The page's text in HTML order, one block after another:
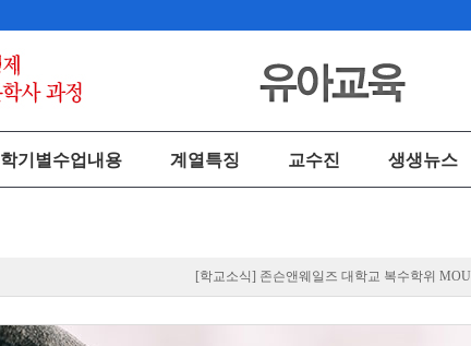
학기별수업내용 계열특징 교수진 생생뉴스
[학교소식] 존슨앤웨일즈 대학교 복수학위 MOU